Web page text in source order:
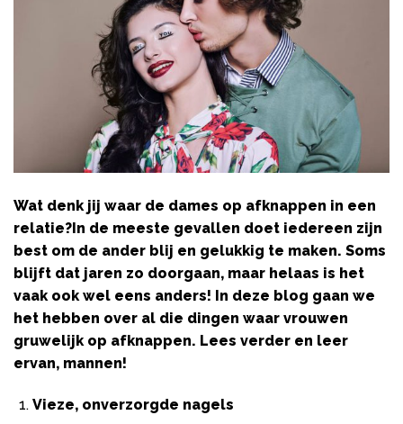
Wat denk jij waar de dames op afknappen in een
relatie?In de meeste gevallen doet iedereen zijn
best om de ander blij en gelukkig te maken. Soms
blijft dat jaren zo doorgaan, maar helaas is het
vaak ook wel eens anders! In deze blog gaan we
het hebben over al die dingen waar vrouwen
gruwelijk op afknappen. Lees verder en leer
ervan, mannen!
Vieze, onverzorgde nagels